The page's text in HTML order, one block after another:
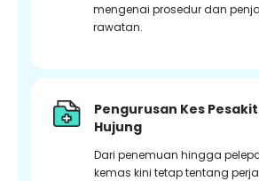
mengenai prosedur dan
rawatan.
Pengurusan Kes
Hujung
Dari penemuan hingga
kemas kini tetap tentang